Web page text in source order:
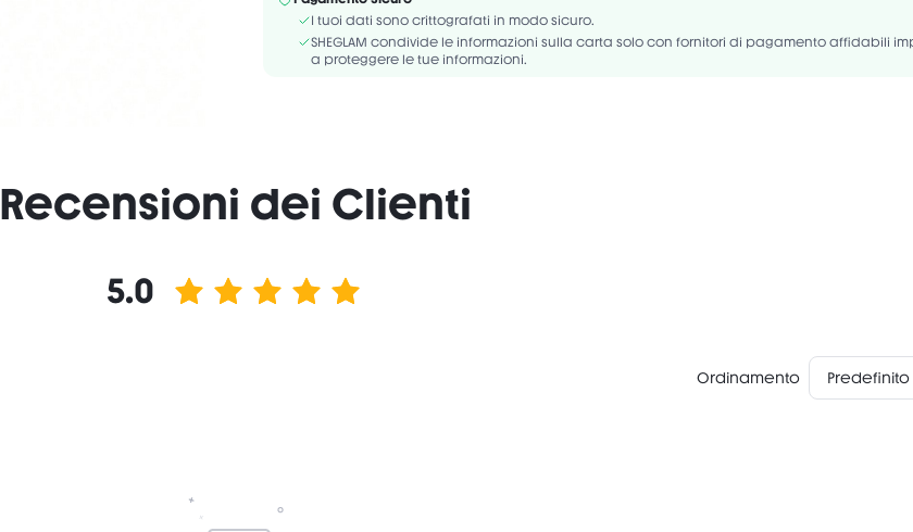
STARCH/ZEA MAYS STARCH/ CAPRYLIC/CAPRIC TRIGLYCERIDE/ TRIMETHYLSILOXYSILICATE/
PHENOXYETHANOL/ CAPRYLYL GLYCOL/ TRIETHOXYCAPRYLYLSILANE/ TOCOPHERYL ACETATE/
I tuoi dati sono crittografati in modo sicuro.
SHEGLAM condivide le informazioni sulla carta solo con fornitori di pagamento affidabili
a proteggere le tue informazioni.
Recensioni dei Clienti
5.0
Ordinamento Predefinito